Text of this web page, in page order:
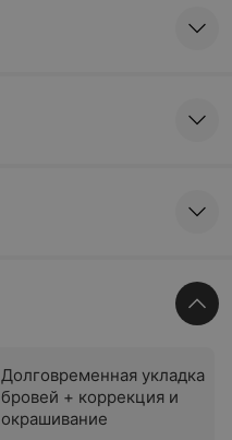
Долговременная укладка
бровей + коррекция и
окрашивание